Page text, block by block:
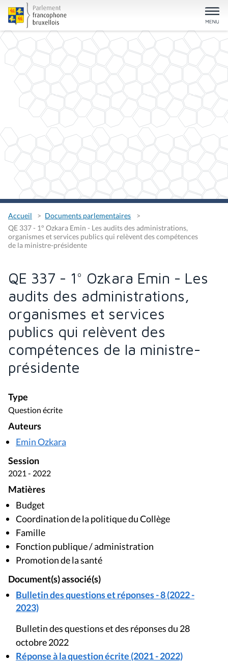
Accueil
Documents parlementaires
QE 337 - 1° Ozkara Emin - Les audits des administrations,
organismes et services publics qui relèvent des compétences
de la ministre-présidente
QE 337 - 1° Ozkara Emin - Les
audits des administrations,
organismes et services
publics qui relèvent des
compétences de la ministre-
présidente
Type
Question écrite
Auteurs
Emin Ozkara
Session
2021 - 2022
Matières
Budget
Coordination de la politique du Collège
Famille
Fonction publique / administration
Promotion de la santé
Document(s) associé(s)
Bulletin des questions et réponses - 8 (2022 -
2023)
Bulletin des questions et des réponses du 28
octobre 2022
Réponse à la question écrite (2021 - 2022)